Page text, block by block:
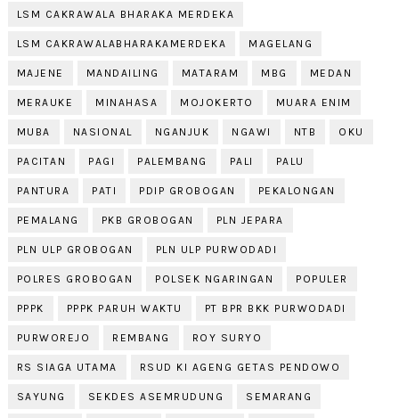
LSM CAKRAWALA BHARAKA MERDEKA
LSM CAKRAWALABHARAKAMERDEKA MAGELANG
MAJENE MANDAILING MATARAM MBG MEDAN
MERAUKE MINAHASA MOJOKERTO MUARA ENIM
MUBA NASIONAL NGANJUK NGAWI NTB OKU
PACITAN PAGI PALEMBANG PALI PALU
PANTURA PATI PDIP GROBOGAN PEKALONGAN
PEMALANG PKB GROBOGAN PLN JEPARA
PLN ULP GROBOGAN PLN ULP PURWODADI
POLRES GROBOGAN POLSEK NGARINGAN POPULER
PPPK PPPK PARUH WAKTU PT BPR BKK PURWODADI
PURWOREJO REMBANG ROY SURYO
RS SIAGA UTAMA RSUD KI AGENG GETAS PENDOWO
SAYUNG SEKDES ASEMRUDUNG SEMARANG